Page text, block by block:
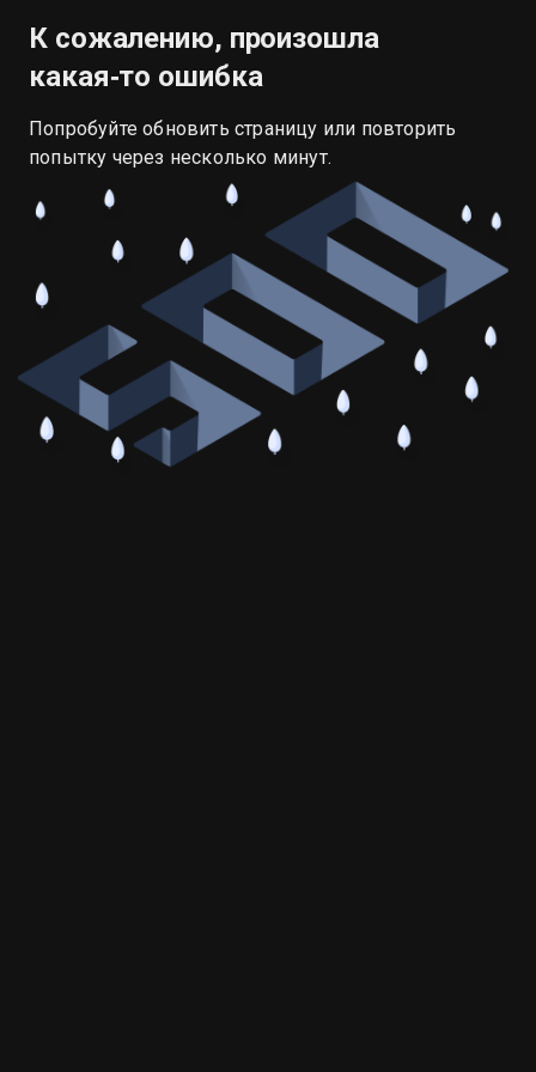
К сожалению, произошла
какая‑то ошибка
Попробуйте обновить страницу или повторить
попытку через несколько минут.